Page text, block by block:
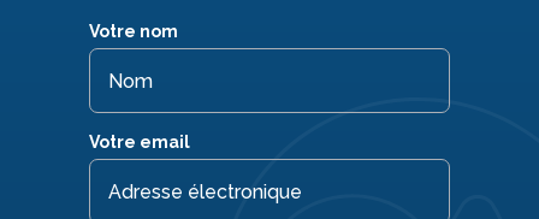
Votre nom
Votre email